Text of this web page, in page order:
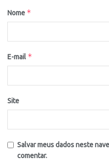
Nome *
E-mail *
Site
Salvar meus dados neste
comentar.